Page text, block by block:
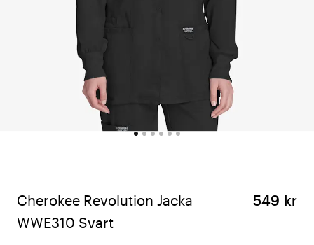
Cherokee Revolution Jacka
WWE310 Svart
549 kr